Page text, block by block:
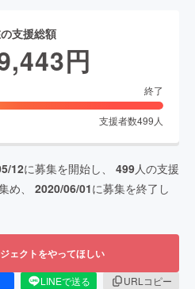
支援総額
円
終了
支援者数499人
12に募集を開始し、 499人の支援
め、 2020/06/01に募集を終了し
ェクトをやってほしい
LINEで送る
URLコピー